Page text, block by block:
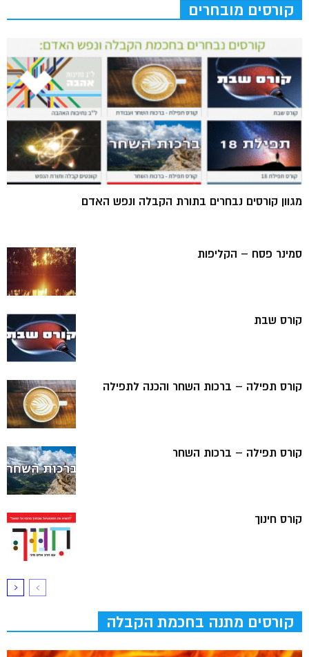
קורסים מובחרים
מגוון קורסים נבחרים בתורת הקבלה ונפש האדם
סמינר פסח – הקליפות
קורס שבת
קורס תפילה – ברכות השחר והכנה לתפילה
קורס תפילה – ברכות השחר
קורס חינוך
קורסים מתנה בחכמת הקבלה